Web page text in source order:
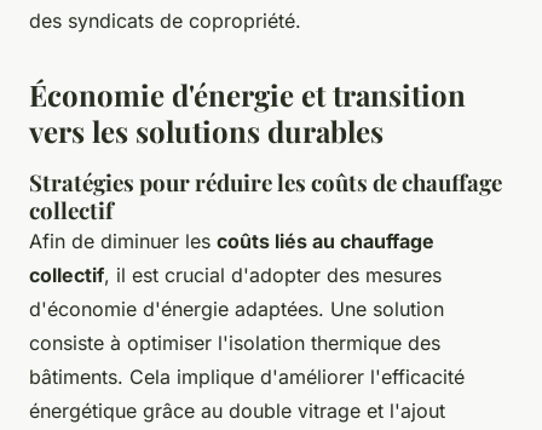
des syndicats de copropriété.
Économie d'énergie et transition
vers les solutions durables
Stratégies pour réduire les coûts de chauffage
collectif
Afin de diminuer les coûts liés au chauffage
collectif, il est crucial d'adopter des mesures
d'économie d'énergie adaptées. Une solution
consiste à optimiser l'isolation thermique des
bâtiments. Cela implique d'améliorer l'efficacité
énergétique grâce au double vitrage et l'ajout